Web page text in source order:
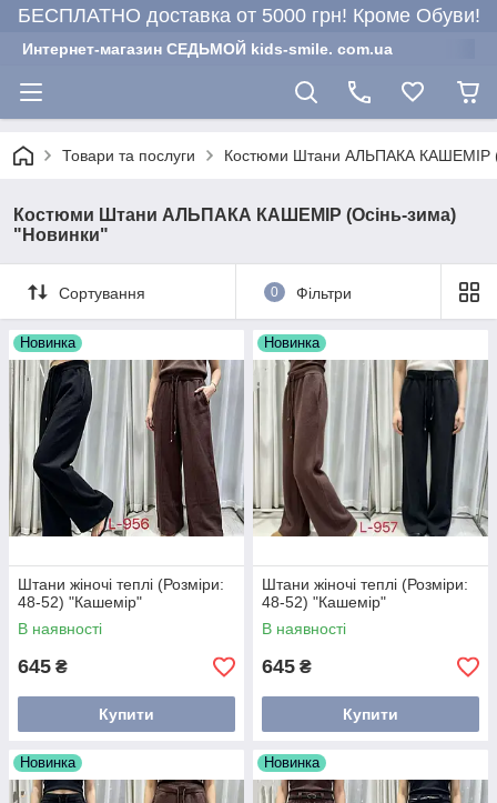
БЕСПЛАТНО доставка от 5000 грн! Кроме Обуви!
Интернет-магазин СЕДЬМОЙ kids-smile. com.ua
Товари та послуги Костюми Штани АЛЬПАКА КАШЕМІР
Костюми Штани АЛЬПАКА КАШЕМІР (Осінь-зима)
"Новинки"
Сортування 0 Фільтри
Новинка
Штани жіночі теплі (Розміри:
48-52) "Кашемір"
В наявності
645 ₴
Купити
Новинка
Штани жіночі теплі (Розміри:
48-52) "Кашемір"
В наявності
645 ₴
Купити
Новинка Новинка